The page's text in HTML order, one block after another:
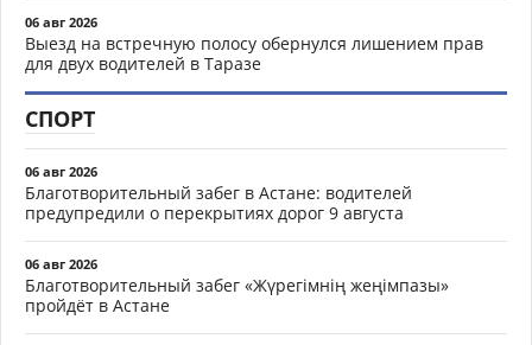
06 авг 2026
Выезд на встречную полосу обернулся лишением прав
для двух водителей в Таразе
СПОРТ
06 авг 2026
Благотворительный забег в Астане: водителей
предупредили о перекрытиях дорог 9 августа
06 авг 2026
Благотворительный забег «Жүрегімнің жеңімпазы»
пройдёт в Астане